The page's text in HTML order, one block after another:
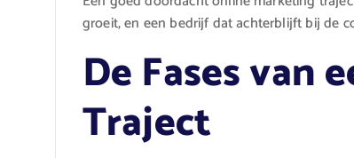
groeit, en een bedrijf dat achterblijft bij de
De Fases van
Traject